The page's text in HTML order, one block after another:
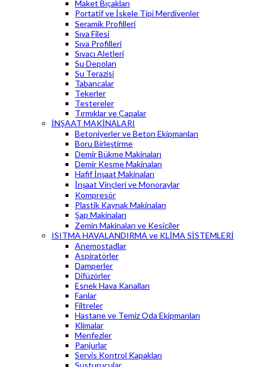
Maket Bıçakları
Portatif ve İskele Tipi Merdivenler
Seramik Profilleri
Sıva Filesi
Sıva Profilleri
Sıvacı Aletleri
Su Depoları
Su Terazisi
Tabancalar
Tekerler
Testereler
Tırmıklar ve Çapalar
İNŞAAT MAKİNALARI
Betoniyerler ve Beton Ekipmanları
Boru Birleştirme
Demir Bükme Makinaları
Demir Kesme Makinaları
Hafif İnşaat Makinaları
İnşaat Vinçleri ve Monoraylar
Kompresör
Plastik Kaynak Makinaları
Şap Makinaları
Zemin Makinaları ve Kesiciler
ISITMA HAVALANDIRMA ve KLİMA SİSTEMLERİ
Anemostadlar
Aspiratörler
Damperler
Difüzörler
Esnek Hava Kanalları
Fanlar
Filtreler
Hastane ve Temiz Oda Ekipmanları
Klimalar
Menfezler
Panjurlar
Servis Kontrol Kapakları
Susturucular